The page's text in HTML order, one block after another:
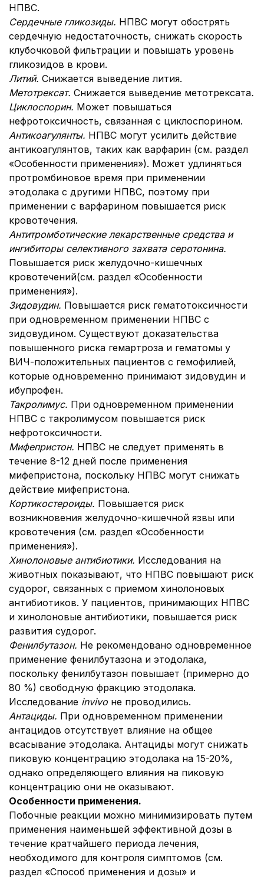
НПВС.
Сердечные гликозиды. НПВС могут обострять
сердечную недостаточность, снижать скорость
клубочковой фильтрации и повышать уровень
гликозидов в крови.
Литий. Снижается выведение лития.
Метотрексат. Снижается выведение метотрексата.
Циклоспорин. Может повышаться
нефротоксичность, связанная с циклоспорином.
Антикоагулянты. НПВС могут усилить действие
антикоагулянтов, таких как варфарин (см. раздел
«Особенности применения»). Может удлиняться
протромбиновое время при применении
этодолака с другими НПВС, поэтому при
применении с варфарином повышается риск
кровотечения.
Антитромботические лекарственные средства и
ингибиторы селективного захвата серотонина.
Повышается риск желудочно-кишечных
кровотечений(см. раздел «Особенности
применения»).
Зидовудин. Повышается риск гематотоксичности
при одновременном применении НПВС с
зидовудином. Существуют доказательства
повышенного риска гемартроза и гематомы у
ВИЧ-положительных пациентов с гемофилией,
которые одновременно принимают зидовудин и
ибупрофен.
Такролимус. При одновременном применении
НПВС с такролимусом повышается риск
нефротоксичности.
Мифепристон. НПВС не следует применять в
течение 8-12 дней после применения
мифепристона, поскольку НПВС могут снижать
действие мифепристона.
Кортикостероиды. Повышается риск
возникновения желудочно-кишечной язвы или
кровотечения (см. раздел «Особенности
применения»).
Хинолоновые антибиотики. Исследования на
животных показывают, что НПВС повышают риск
судорог, связанных с приемом хинолоновых
антибиотиков. У пациентов, принимающих НПВС
и хинолоновые антибиотики, повышается риск
развития судорог.
Фенилбутазон. Не рекомендовано одновременное
применение фенилбутазона и этодолака,
поскольку фенилбутазон повышает (примерно до
80 %) свободную фракцию этодолака.
Исследование invivo не проводились.
Антациды. При одновременном применении
антацидов отсутствует влияние на общее
всасывание этодолака. Антациды могут снижать
пиковую концентрацию этодолака на 15-20%,
однако определяющего влияния на пиковую
концентрацию они не оказывают.
Особенности применения.
Побочные реакции можно минимизировать путем
применения наименьшей эффективной дозы в
течение кратчайшего периода лечения,
необходимого для контроля симптомов (см.
раздел «Способ применения и дозы» и